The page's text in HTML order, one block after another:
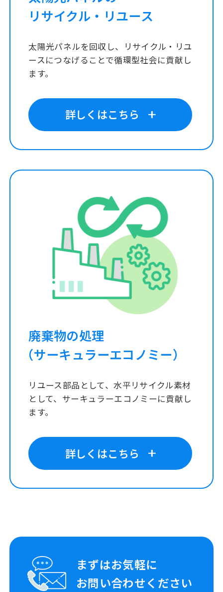
リサイクル・リユース
太陽光パネルを回収し、リサイクル・リユ
ースにつなげることで循環型社会に貢献し
ます。
詳しくはこちら
廃棄物の処理
（サーキュラーエコノミー）
リユース部品として、水平リサイクル素材
として、サーキュラーエコノミーに貢献し
ます。
詳しくはこちら
まずはお気軽に
お問い合わせください